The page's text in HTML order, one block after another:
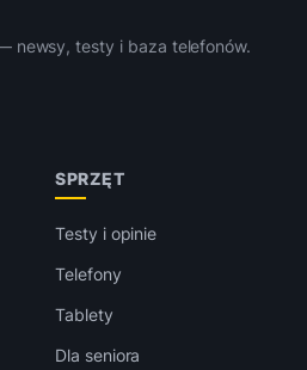
newsy, testy i baza telefonów.
SPRZĘT
Testy i opinie
Telefony
Tablety
Dla seniora